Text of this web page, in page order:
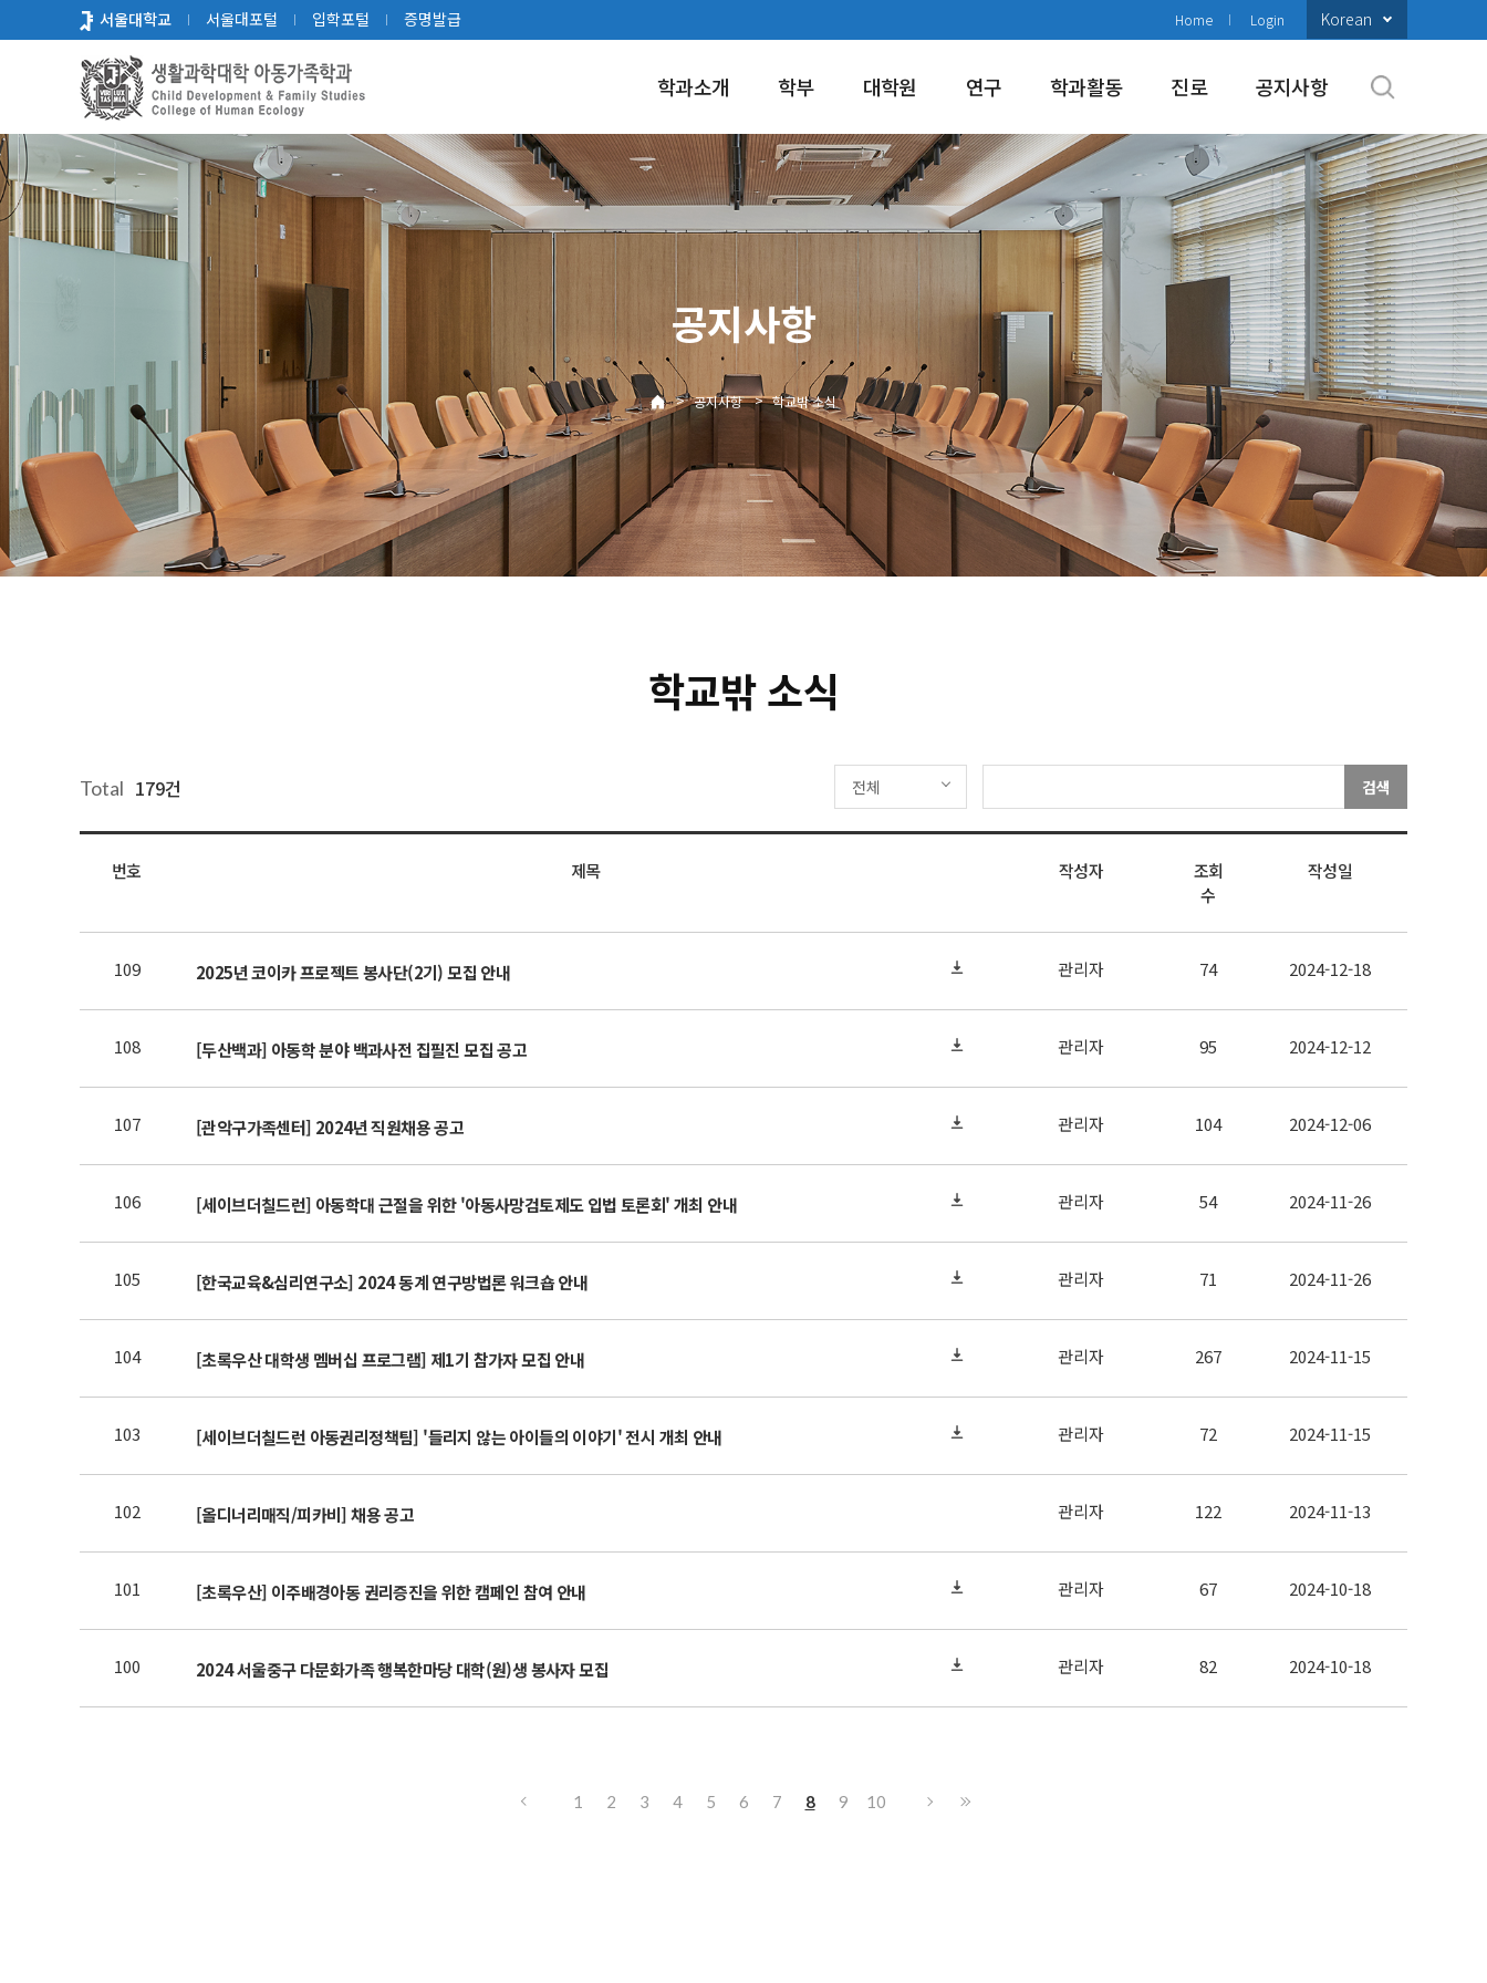
로
뉴
서울대학교 서울대포털 입학포털 증명발급 Home Login Korean
학과소개 학부 대학원 연구 학과활동 진로 공지사항
공지사항
> 공지사항 > 학교밖 소식
학교밖 소식
Total 179건 전체 검색
번호 제목 작성자
조회
수
작성일
109 2025년 코이카 프로젝트 봉사단(2기) 모집 안내 관리자 74 2024-12-18
108 [두산백과] 아동학 분야 백과사전 집필진 모집 공고 관리자 95 2024-12-12
107 [관악구가족센터] 2024년 직원채용 공고 관리자 104 2024-12-06
106 [세이브더칠드런] 아동학대 근절을 위한 '아동사망검토제도 입법 토론회' 개최 안내 관리자 54 2024-11-26
105 [한국교육&심리연구소] 2024 동계 연구방법론 워크숍 안내 관리자 71 2024-11-26
104 [초록우산 대학생 멤버십 프로그램] 제1기 참가자 모집 안내 관리자 267 2024-11-15
103 [세이브더칠드런 아동권리정책팀] '들리지 않는 아이들의 이야기' 전시 개최 안내 관리자 72 2024-11-15
102 [올디너리매직/피카비] 채용 공고 관리자 122 2024-11-13
101 [초록우산] 이주배경아동 권리증진을 위한 캠페인 참여 안내 관리자 67 2024-10-18
100 2024 서울중구 다문화가족 행복한마당 대학(원)생 봉사자 모집 관리자 82 2024-10-18
1 2 3 4 5 6 7 8 9 10